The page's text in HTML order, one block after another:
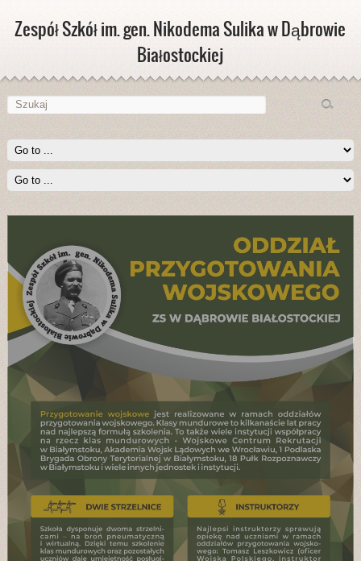
Zespół Szkół im. gen. Nikodema Sulika w Dąbrowie
Białostockiej